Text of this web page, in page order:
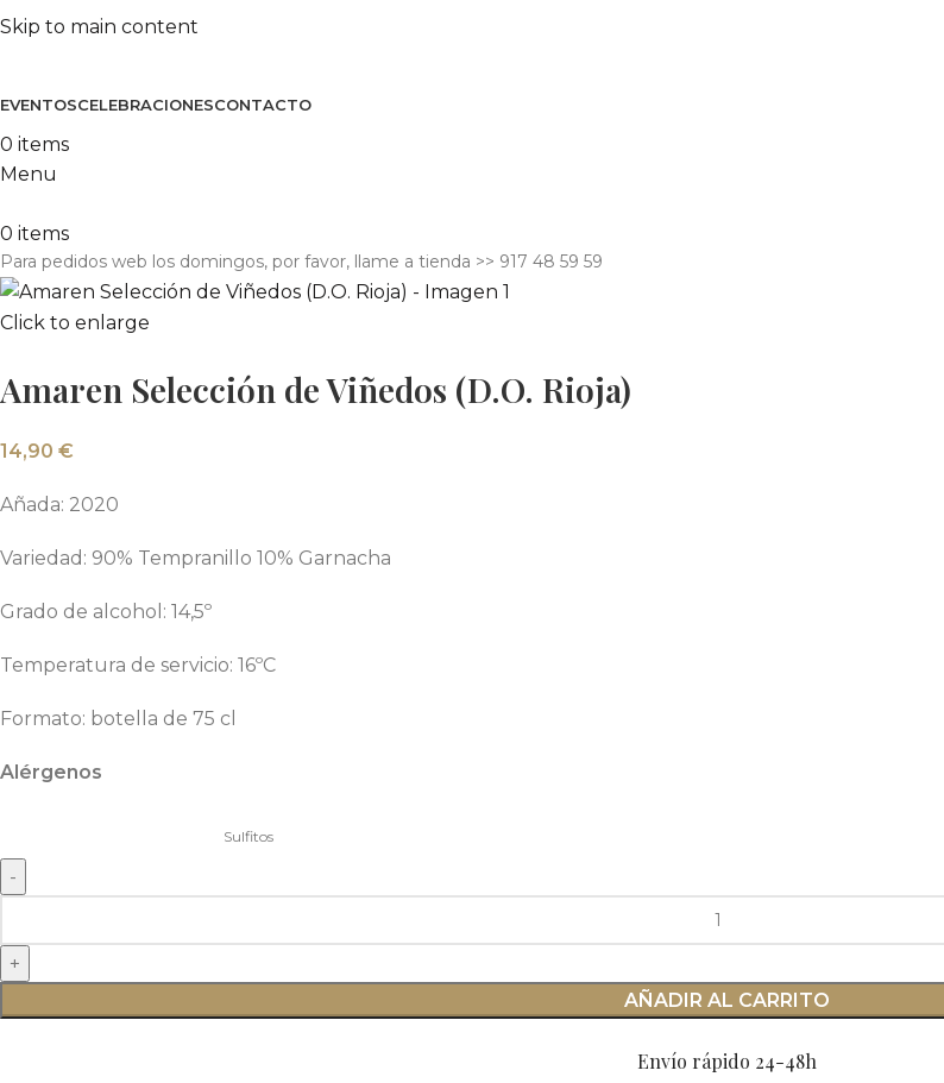
Skip to main content
EVENTOSCELEBRACIONESCONTACTO
0 items
Menu
0 items
Para pedidos web los domingos, por favor, llame a tienda​ >> 917 48 59 59
Click to enlarge
Amaren Selección de Viñedos (D.O. Rioja)
14,90 €
Añada: 2020
Variedad: 90% Tempranillo 10% Garnacha
Grado de alcohol: 14,5º
Temperatura de servicio: 16ºC
Formato: botella de 75 cl
Alérgenos
Sulfitos
AÑADIR AL CARRITO
Envío rápido 24-48h